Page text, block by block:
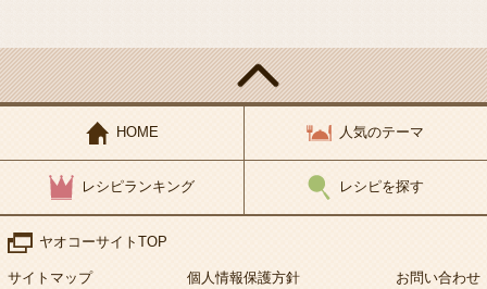
HOME 人気のテーマ
レシピランキング レシピを探す
ヤオコーサイトTOP
サイトマップ 個人情報保護方針 お問い合わせ